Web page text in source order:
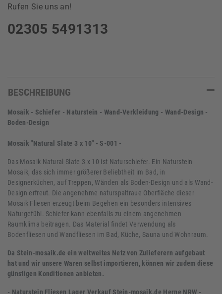
Rufen Sie uns an!
02305 5491313
BESCHREIBUNG
Mosaik - Schiefer - Naturstein - Wand-Verkleidung - Wand-Design -
Boden-Design
Mosaik "Natural Slate 3 x 10" - S-001 -
Das Mosaik Natural Slate 3 x 10 ist Naturschiefer. Ein Naturstein
Mosaik, das sich immer größerer Beliebtheit im Bad, in
Designerküchen, auf Treppen, Wänden als Boden-Design und als Wand-
Design erfreut. Die angenehme naturspaltraue Oberfläche dieser
Mosaik Fliesen erzeugt beim Begehen ein besonders intensives
Naturgefühl. Schiefer kann ebenfalls zu einem angenehmen
Raumklima beitragen. Das Material findet Verwendung als
Bodenfliesen und Wandfliesen im Bad, Küche, Sauna und Wohnraum.
Da Stein-mosaik.de ein weltweites Netz von Zulieferern aufgebaut
hat und wir unsere Waren selbst importieren, können wir zudem diese
günstigen Konditionen anbieten.
- Naturstein Fliesen Lager Verkauf Stein-mosaik.de Herne NRW -